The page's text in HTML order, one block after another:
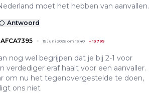
moet het hebben van aanvallen.
Antwoord
15 juni 2026 om 13:40 +13799
nog wel begrijpen dat je bij 2-1 voor
verdediger eraf haalt voor een aanvaller.
om nu het tegenovergestelde te doen,
ons niet